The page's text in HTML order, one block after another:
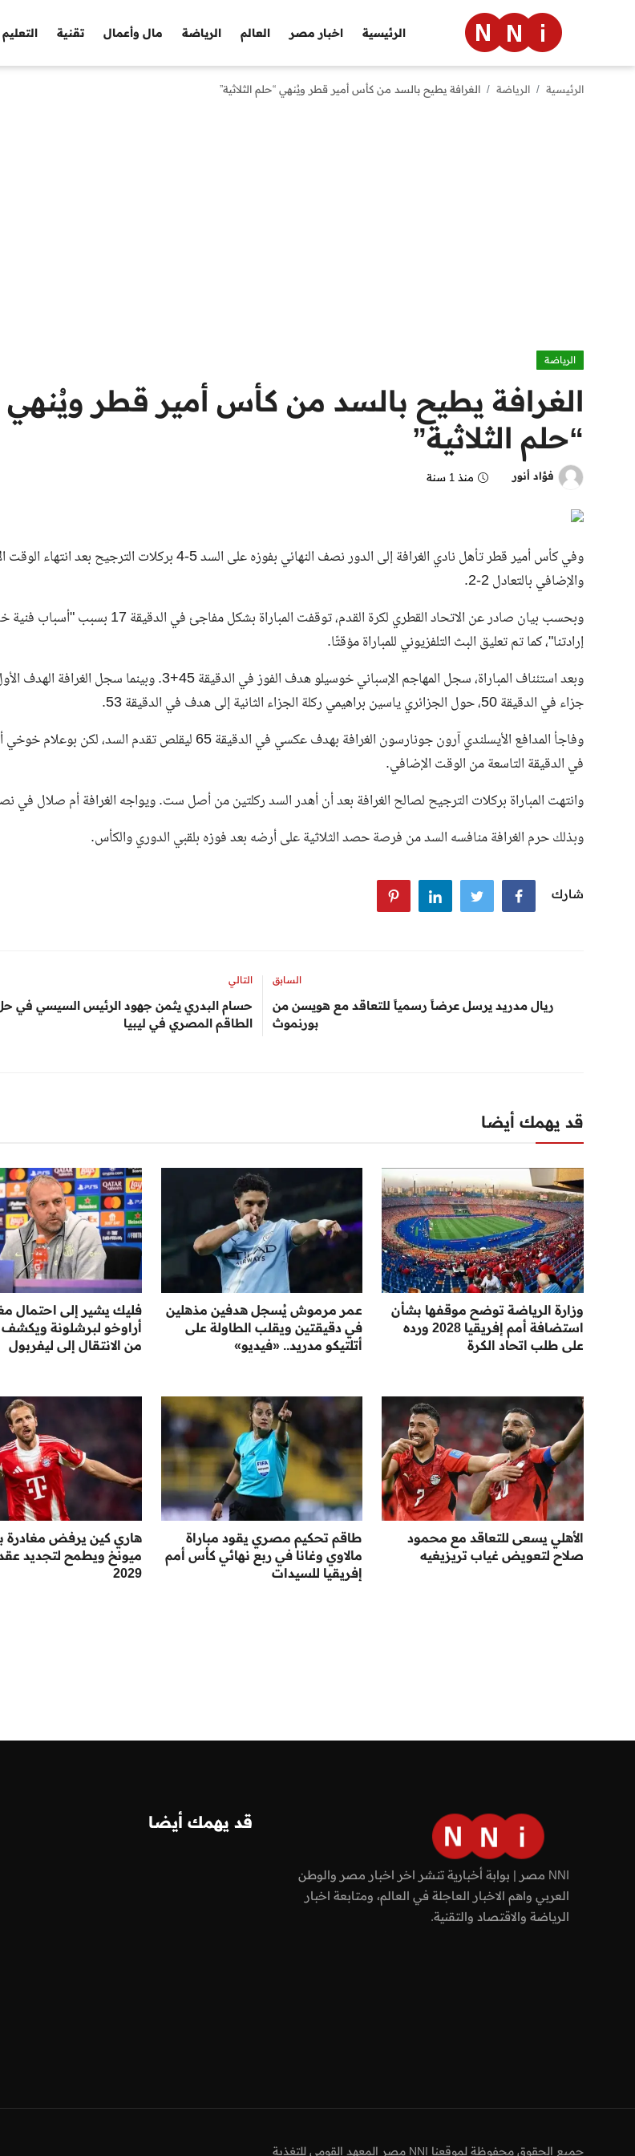
الرئيسية اخبار مصر العالم الرياضة مال وأعمال تقنية التعليم
منوعات
الرئيسية الرياضة الغرافة يطيح بالسد من كأس أمير قطر ويُنهي “حلم الثلاثية”
الرياضة
الغرافة يطيح بالسد من كأس أمير قطر ويُنهي
“حلم الثلاثية”
فؤاد أنور منذ 1 سنة
وفي كأس أمير قطر تأهل نادي الغرافة إلى الدور نصف النهائي بفوزه على السد 5-4 بركلات الترجيح بعد
والإضافي بالتعادل 2-2.
وبحسب بيان صادر عن الاتحاد القطري لكرة القدم، توقفت المباراة بشكل مفاجئ في
إرادتنا"، كما تم تعليق البث التلفزيوني للمباراة مؤقتًا.
وبعد استئناف المباراة، سجل المهاجم الإسباني خوسيلو هدف الفوز في الدقيقة 45+3. وبينما
جزاء في الدقيقة 50، حول الجزائري ياسين براهيمي ركلة الجزاء الثانية إلى هدف في الدقيقة 53.
وفاجأ المدافع الأيسلندي آرون جونارسون الغرافة بهدف عكسي في الدقيقة 65 ليقلص تقدم
في الدقيقة التاسعة من الوقت الإضافي.
وانتهت المباراة بركلات الترجيح لصالح الغرافة بعد أن أهدر السد ركلتين من أصل ست. ويواجه الغرافة أم صلال في
وبذلك حرم الغرافة منافسه السد من فرصة حصد الثلاثية على أرضه بعد فوزه بلقبي الدوري والكأس.
شارك
السابق
ريال مدريد يرسل عرضاً رسمياً للتعاقد مع هويسن من
بورنموث
التالي
حسام البدري يثمن جهود الرئيس السيسي في
الطاقم المصري في ليبيا
قد يهمك أيضا
وزارة الرياضة توضح موقفها بشأن
استضافة أمم إفريقيا 2028 ورده
على طلب اتحاد الكرة
عمر مرموش يُسجل هدفين مذهلين
في دقيقتين ويقلب الطاولة على
أتلتيكو مدريد.. «فيديو»
فليك يشير إلى احتمال
أراوخو لبرشلونة
من الانتقال إلى ليفربول
الأهلي يسعى للتعاقد مع محمود
صلاح لتعويض غياب تريزيغيه
طاقم تحكيم مصري يقود مباراة
مالاوي وغانا في ربع نهائي كأس أمم
إفريقيا للسيدات
هاري كين يرفض مغادرة
ميونخ ويطمح لتجديد
2029
NNI مصر | بوابة أخبارية تنشر اخر اخبار مصر والوطن
العربي واهم الاخبار العاجلة في العالم، ومتابعة اخبار
الرياضة والاقتصاد والتقنية.
قد يهمك أيضا
جميع الحقوق محفوظة لموقعنا NNI مصر المعهد القومي للتغذية